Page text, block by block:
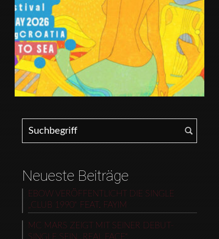
Search for:
Neueste Beiträge
EBOW VERÖFFENTLICHT DIE SINGLE
„CLUB 1990“ FEAT. FAYIM
MC MARS ZEIGT MIT SEINER DEBUT-
SINGLE SEIN „REAL FACE“